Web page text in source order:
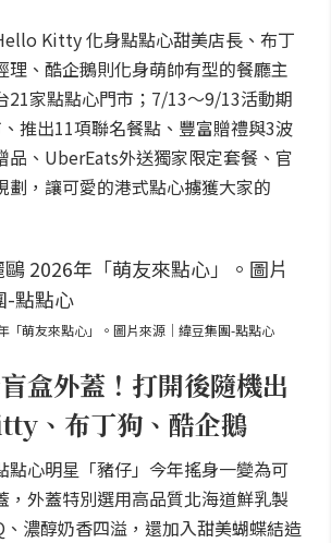
Kitty 化身點點心甜美店長、布丁
理、酷企鵝則化身萌帥有型的餐廳主
21家點點心門市；7/13～9/13活動期
推出11項聯名餐點、豐富贈禮與3波
品、UberEats外送獨家限定套餐、官
劃，讓可愛的港式點心擄獲大家的
萌友來點心」。圖片來源｜緯豆集團-點點心
盒外蓋！打開後隨機出
、布丁狗、酷企鵝
點心明星「豬仔」今年搖身一變為可
，外蓋特別選用高品質北海道鮮乳製
濃醇奶香四溢，還加入甜美蝴蝶結造